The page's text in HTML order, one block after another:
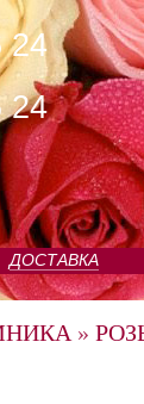
24
24
ДОСТАВКА
»